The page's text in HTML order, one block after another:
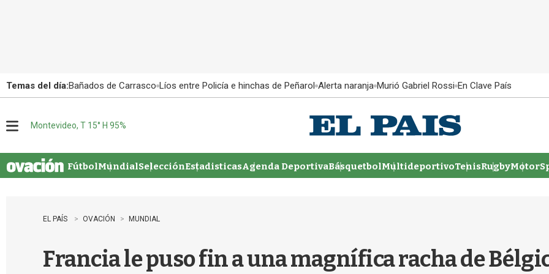
Temas del día:Bañados de Carrasco Líos entre Policía e hinchas de Peñarol Alerta naranja Murió Gabriel Rossi En Clave País
u
Montevideo, T 15° H 95%
FútbolMundialSelecciónEstadisticasAgenda DeportivaBásquetbolMultideportivoTenisRugby
EL PAÍS OVACIÓN MUNDIAL
Francia le puso fin a una magnífica racha de